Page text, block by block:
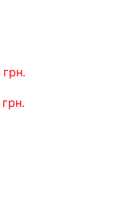
грн.
грн.